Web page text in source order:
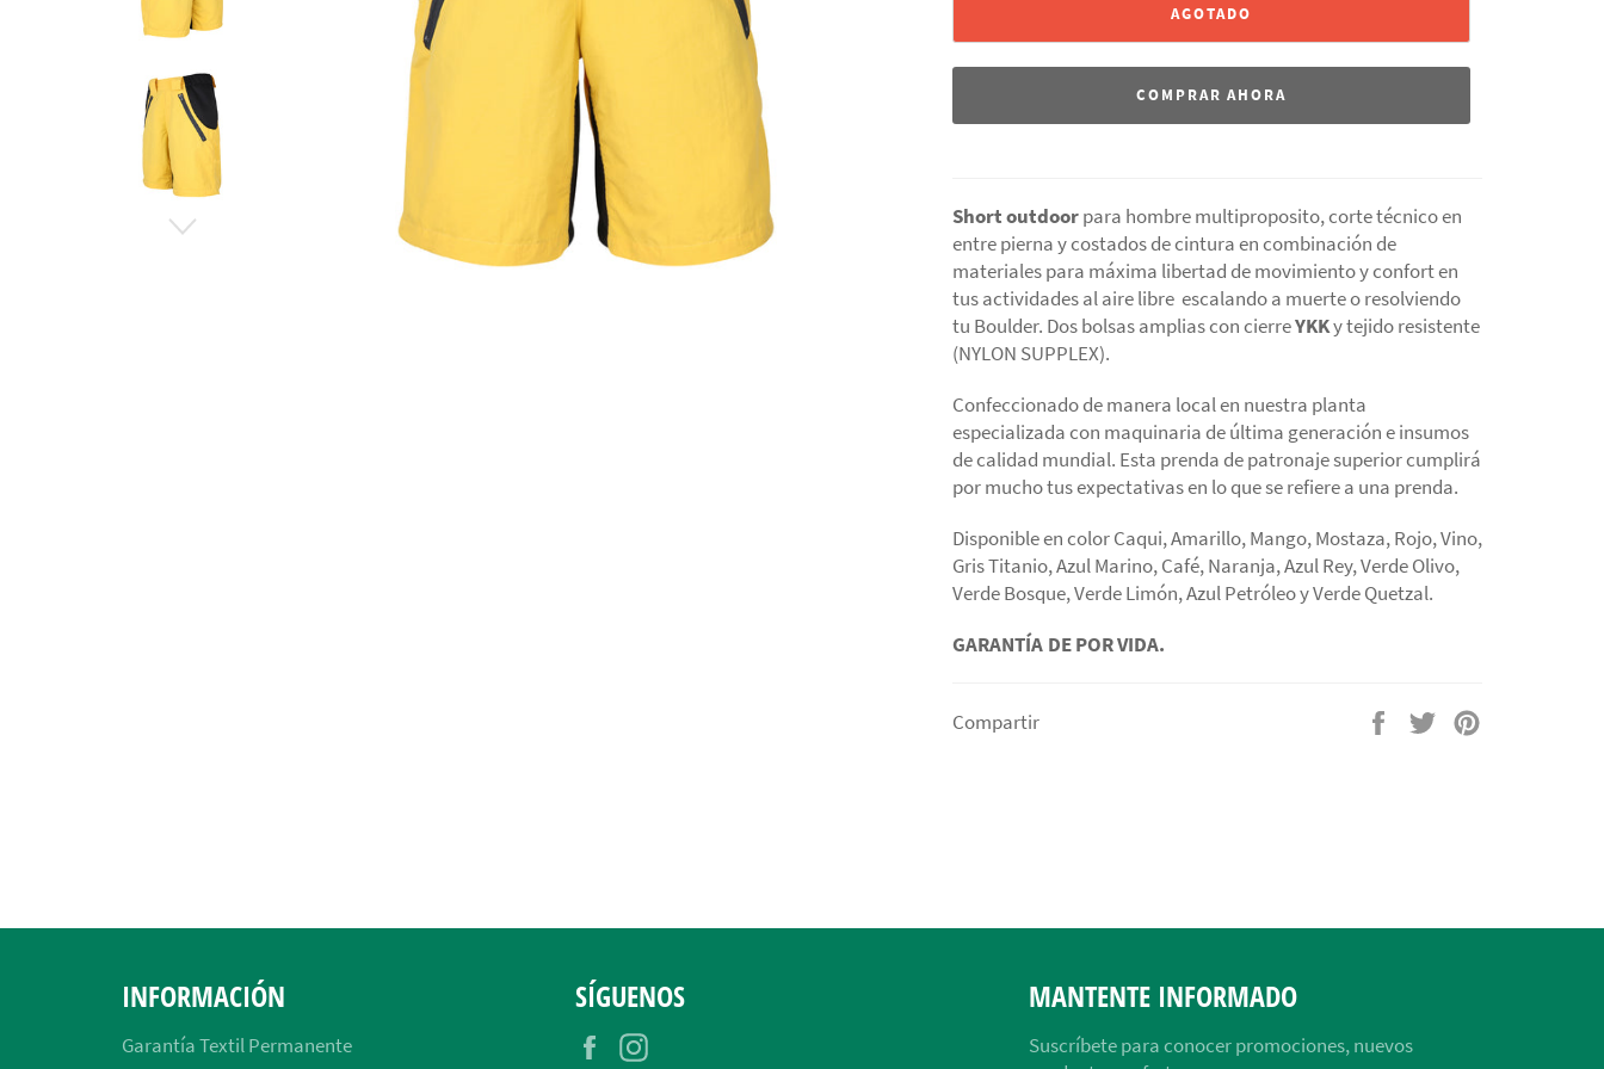
AGOTADO
COMPRAR AHORA
Short outdoorpara hombre multiproposito, corte técnico en
entre pierna y costados de cintura en combinación de
materiales para máxima libertad de movimiento y confort en
tus actividades al aire libre escalando a muerte o resolviendo
tu Boulder. Dos bolsas amplias con cierreYKKy tejido resistente
(NYLON SUPPLEX).
Confeccionado de manera local en nuestra planta
especializada con maquinaria de última generación e insumos
de calidad mundial. Esta prenda de patronaje superior cumplirá
por mucho tus expectativas en lo que se refiere a una prenda.
Disponible en color Caqui, Amarillo, Mango, Mostaza, Rojo, Vino,
Gris Titanio, Azul Marino, Café, Naranja, Azul Rey, Verde Olivo,
Verde Bosque, Verde Limón, Azul Petróleo y Verde Quetzal.
GARANTÍA DE POR VIDA.
Compartir
Compartir
Tuitear
INFORMACIÓN
Garantía Textil Permanente
SÍGUENOS
Facebook
MANTENTE INFORMADO
Suscríbete para conocer promociones, nuevos